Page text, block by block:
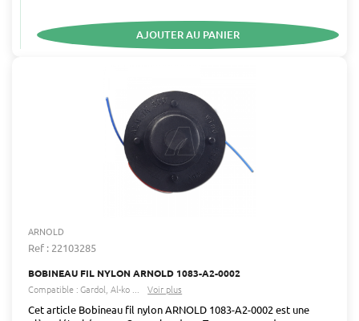
AJOUTER AU PANIER
ARNOLD
Ref : 22103285
BOBINEAU FIL NYLON ARNOLD 1083-A2-0002
Compatible :Gardol Al-ko Voir plus
Cet article Bobineau fil nylon ARNOLD 1083-A2-0002 est une